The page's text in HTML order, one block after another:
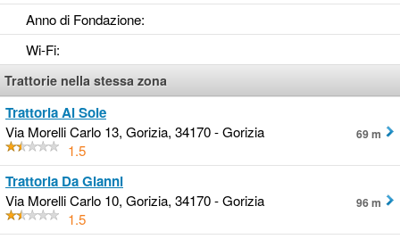
Anno di Fondazione:
Wi-Fi:
Trattorie nella stessa zona
Trattoria Al Sole
Via Morelli Carlo 13, Gorizia, 34170 - Gorizia
1.5
69 m
Trattoria Da Gianni
Via Morelli Carlo 10, Gorizia, 34170 - Gorizia
1.5
96 m